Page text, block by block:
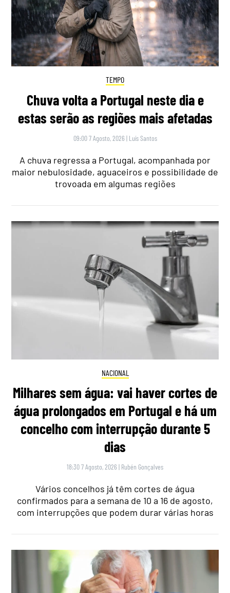
TEMPO
Chuva volta a Portugal neste dia e
estas serão as regiões mais afetadas
09:00 7 Agosto, 2026 | Luís Santos
A chuva regressa a Portugal, acompanhada por
maior nebulosidade, aguaceiros e possibilidade de
trovoada em algumas regiões
NACIONAL
Milhares sem água: vai haver cortes de
água prolongados em Portugal e há um
concelho com interrupção durante 5
dias
18:30 7 Agosto, 2026 | Rubén Gonçalves
Vários concelhos já têm cortes de água
confirmados para a semana de 10 a 16 de agosto,
com interrupções que podem durar várias horas